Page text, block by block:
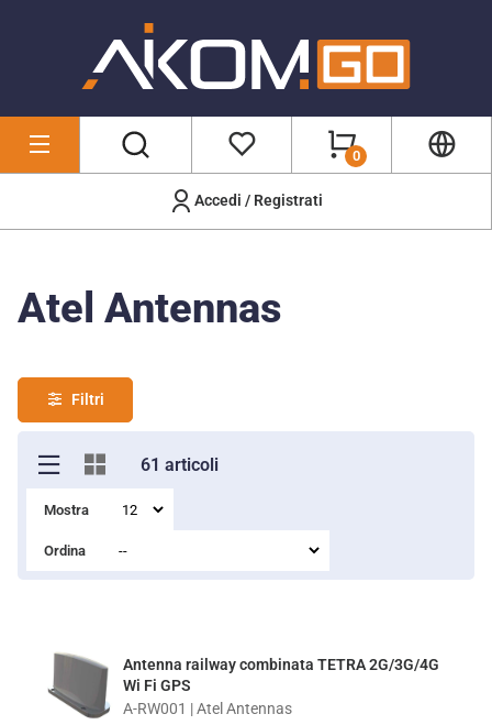
Accedi / Registrati
0
Atel Antennas
Filtri
61 articoli
Mostra
Ordina
Antenna railway combinata TETRA 2G/3G/4G
Wi Fi GPS
A-RW001 | Atel Antennas